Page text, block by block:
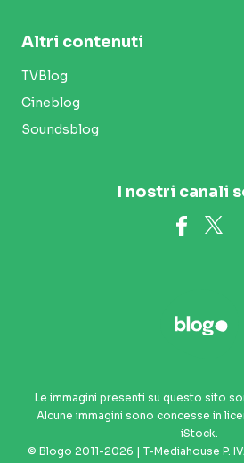
Altri contenuti
TVBlog
Cineblog
Soundsblog
I nostri canali
Le immagini presenti su questo sito
Alcune immagini sono concesse in
iStock.
© Blogo 2011-2026 | T-Mediahouse P.